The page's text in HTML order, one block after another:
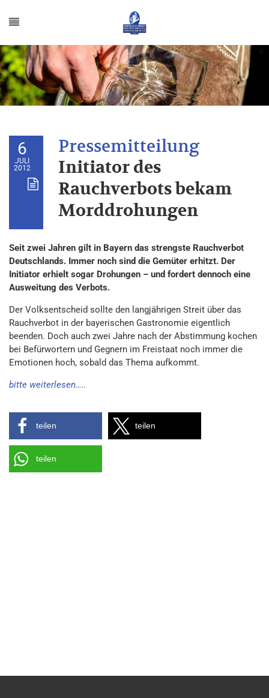
6
JULI
2012
Initiator des
Rauchverbots bekam
Morddrohungen
Seit zwei Jahren gilt in Bayern das strengste Rauchverbot
Deutschlands. Immer noch sind die Gemüter erhitzt. Der
Initiator erhielt sogar Drohungen – und fordert dennoch eine
Ausweitung des Verbots.
Der Volksentscheid sollte den langjährigen Streit über das
Rauchverbot in der bayerischen Gastronomie eigentlich
beenden. Doch auch zwei Jahre nach der Abstimmung kochen
bei Befürwortern und Gegnern im Freistaat noch immer die
Emotionen hoch, sobald das Thema aufkommt.
bitte weiterlesen…..
teilen teilen
teilen